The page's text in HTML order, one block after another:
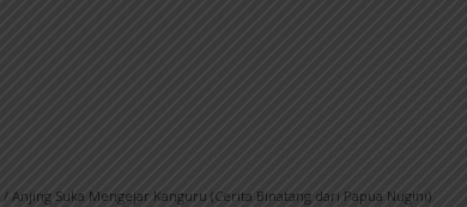
/ Anjing Suka Mengejar Kanguru (Cerita Binatang dari Papua Nugini)